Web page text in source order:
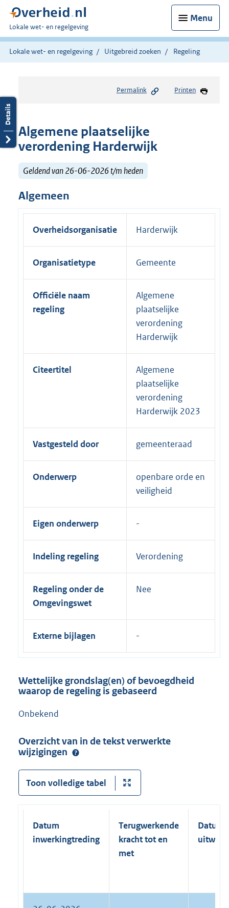
Menu
U
bent
hier:
Lokale wet- en regelgeving
Lokale wet- en regelgeving Uitgebreid zoeken Regeling
Permalink Printen
Algemene plaatselijke
verordening Harderwijk
Geldend van 26-06-2026 t/m heden
Algemeen
Overheidsorganisatie Harderwijk
Organisatietype Gemeente
Officiële naam
regeling
Algemene
plaatselijke
verordening
Harderwijk
Citeertitel
Algemene
plaatselijke
verordening
Harderwijk 2023
Vastgesteld door gemeenteraad
Onderwerp
openbare orde en
veiligheid
Eigen onderwerp
Indeling regeling Verordening
Regeling onder de
Omgevingswet
Nee
Externe bijlagen
Wettelijke grondslag(en) of bevoegdheid
waarop de regeling is gebaseerd
Onbekend
Overzicht van in de tekst verwerkte
wijzigingen
Toon volledige tabel
Datum
inwerkingtreding
Terugwerkende
kracht tot en
met
Datum